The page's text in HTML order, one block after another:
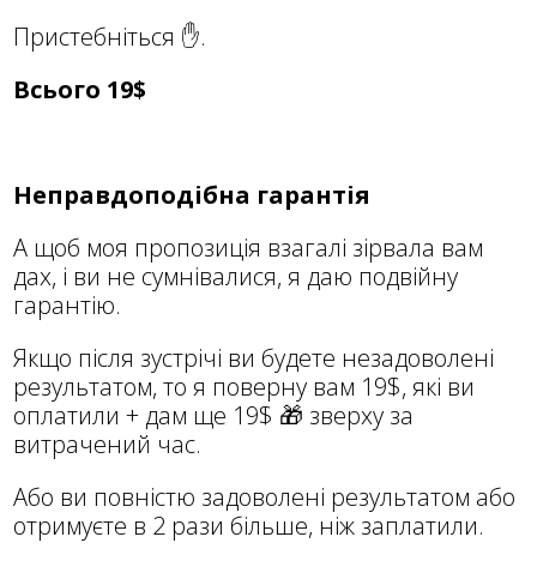
Пристебніться ✋.
Всього 19$
Неправдоподібна гарантія
А щоб моя пропозиція взагалі зірвала вам
дах, і ви не сумнівалися, я даю подвійну
гарантію.
Якщо після зустрічі ви будете незадоволені
результатом, то я поверну вам 19$, які ви
оплатили + дам ще 19$ 🎁 зверху за
витрачений час.
Або ви повністю задоволені результатом або
отримуєте в 2 рази більше, ніж заплатили.